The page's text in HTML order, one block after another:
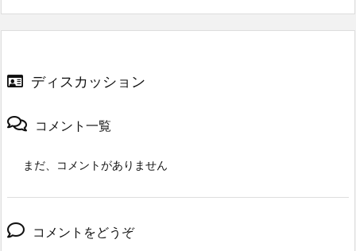
ディスカッション
コメント一覧
まだ、コメントがありません
コメントをどうぞ